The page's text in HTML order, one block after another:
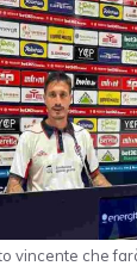
vincente che